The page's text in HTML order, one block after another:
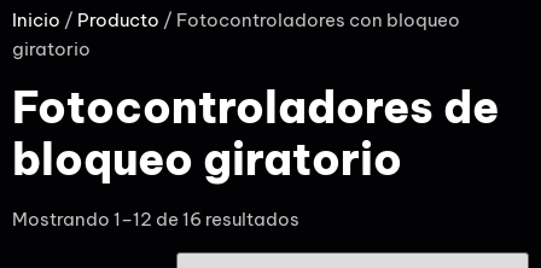
Inicio / Producto / Fotocontroladores con bloqueo
giratorio
Fotocontroladores de
bloqueo giratorio
Mostrando 1–12 de 16 resultados